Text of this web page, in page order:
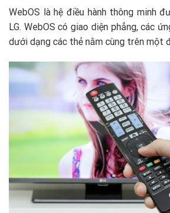
WebOS là hệ điều hành thông minh
LG. WebOS có giao diện phẳng, các
dưới dạng các thẻ nằm cùng trên một